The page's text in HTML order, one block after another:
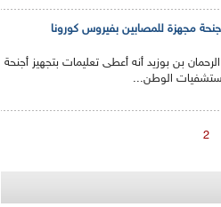
مجهزة للمصابين بفيروس كورونا
بن بوزيد أنه أعطى تعليمات بتجهيز أجنحة
الوطن...
2